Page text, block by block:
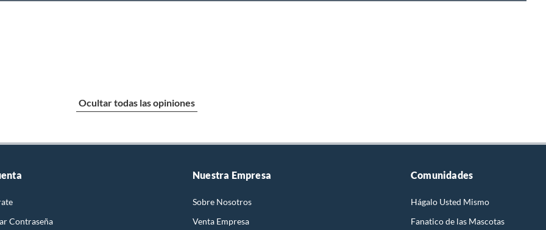
Ocultar todas las opiniones
Contraseña
Nuestra Empresa
Sobre Nosotros
Venta Empresa
Comunidades
Hágalo Usted Mismo
Fanatico de las Mascotas